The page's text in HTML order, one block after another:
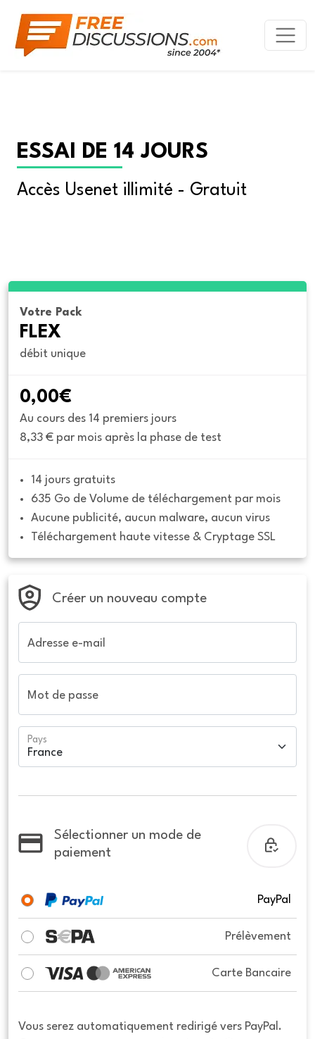
ESSAI DE 14 JOURS
Accès Usenet illimité - Gratuit
Votre Pack
FLEX
débit unique
0,00€
Au cours des 14 premiers jours
8,33 € par mois après la phase de test
14 jours gratuits
635 Go de Volume de téléchargement par mois
Aucune publicité, aucun malware, aucun virus
Téléchargement haute vitesse & Cryptage SSL
Créer un nouveau compte
Adresse e-mail
Mot de passe
Pays
Sélectionner un mode de
paiement
PayPal
Prélèvement
Carte Bancaire
Vous serez automatiquement redirigé vers PayPal.